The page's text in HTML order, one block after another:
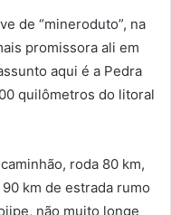
de “mineroduto”, na
promissora ali em
aqui é a Pedra
quilômetros do litoral
roda 80 km,
km de estrada rumo
não muito longe